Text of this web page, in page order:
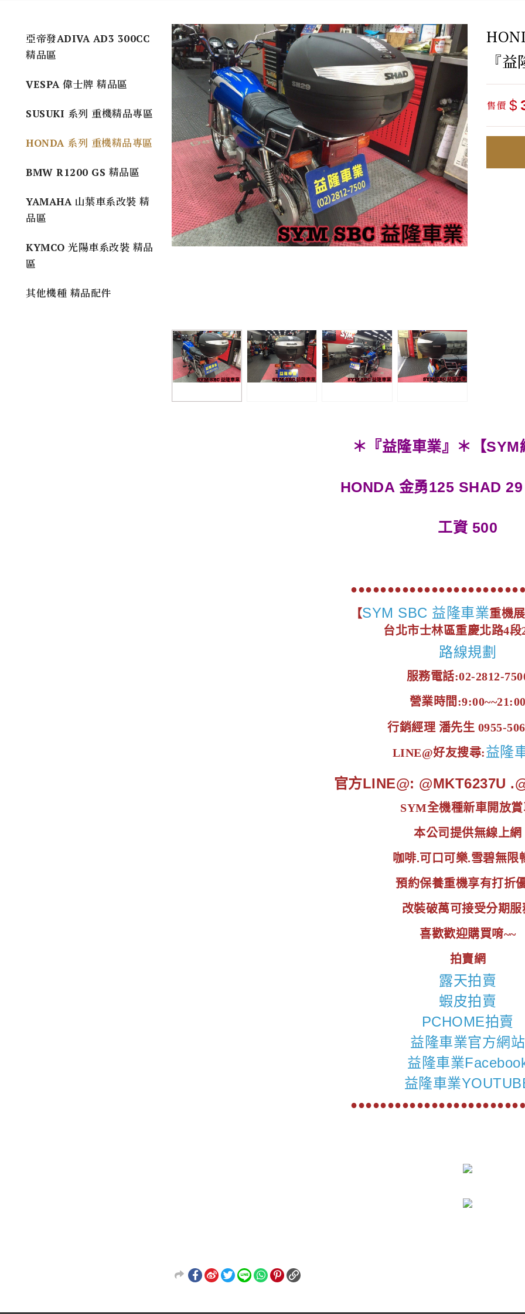
亞帝發ADIVA AD3 300CC
精品區
VESPA 偉士牌 精品區
SUSUKI 系列 重機精品專區
HONDA 系列 重機精品專區
BMW R1200 GS 精品區
YAMAHA 山葉車系改裝 精
品區
KYMCO 光陽車系改裝 精品
區
其他機種 精品配件
『
售價 $
＊『益隆車業』＊【SYM
HONDA 金勇125 SHAD
工資 500
【SYM SBC 益隆車業重機
台北市士林區重慶北路4段
路線規劃
服務電話:02-2812-
營業時間:9:00~~21:00
行銷經理 潘先生 0955-
LINE@好友搜尋:益隆
官方LINE@: @MKT6237U
SYM全機種新車開放
本公司提供無線上網
咖啡.可口可樂.雪碧無限
預約保養重機享有打折
改裝破萬可接受分期服
喜歡歡迎購買唷~~
拍賣網
露天拍賣
蝦皮拍賣
PCHOME拍賣
益隆車業官方網站
益隆車業
益隆車業